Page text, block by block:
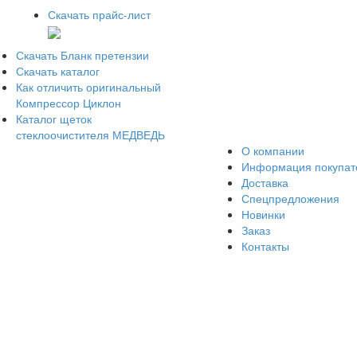
Скачать прайс-лист
Скачать Бланк претензии
Скачать каталог
Как отличить оригинальный
Компрессор Циклон
Каталог щеток
стеклоочистителя МЕДВЕДЬ
О компании
Информация
Доставка
Спецпредложения
Новинки
Заказ
Контакты